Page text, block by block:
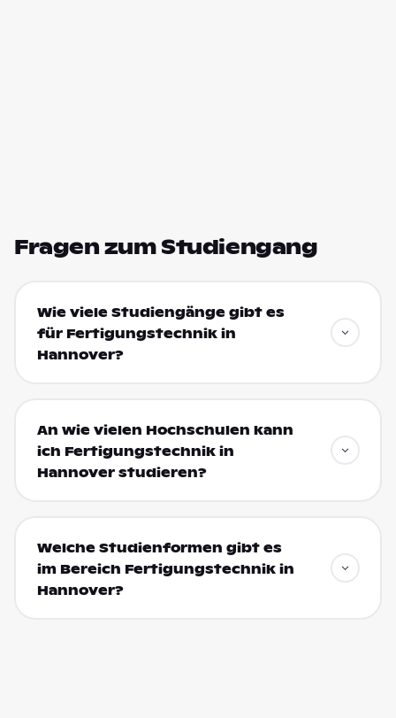
Fragen zum Studiengang
Wie viele Studiengänge gibt es
für Fertigungstechnik in
Hannover?
An wie vielen Hochschulen kann
ich Fertigungstechnik in
Hannover studieren?
Welche Studienformen gibt es
im Bereich Fertigungstechnik in
Hannover?